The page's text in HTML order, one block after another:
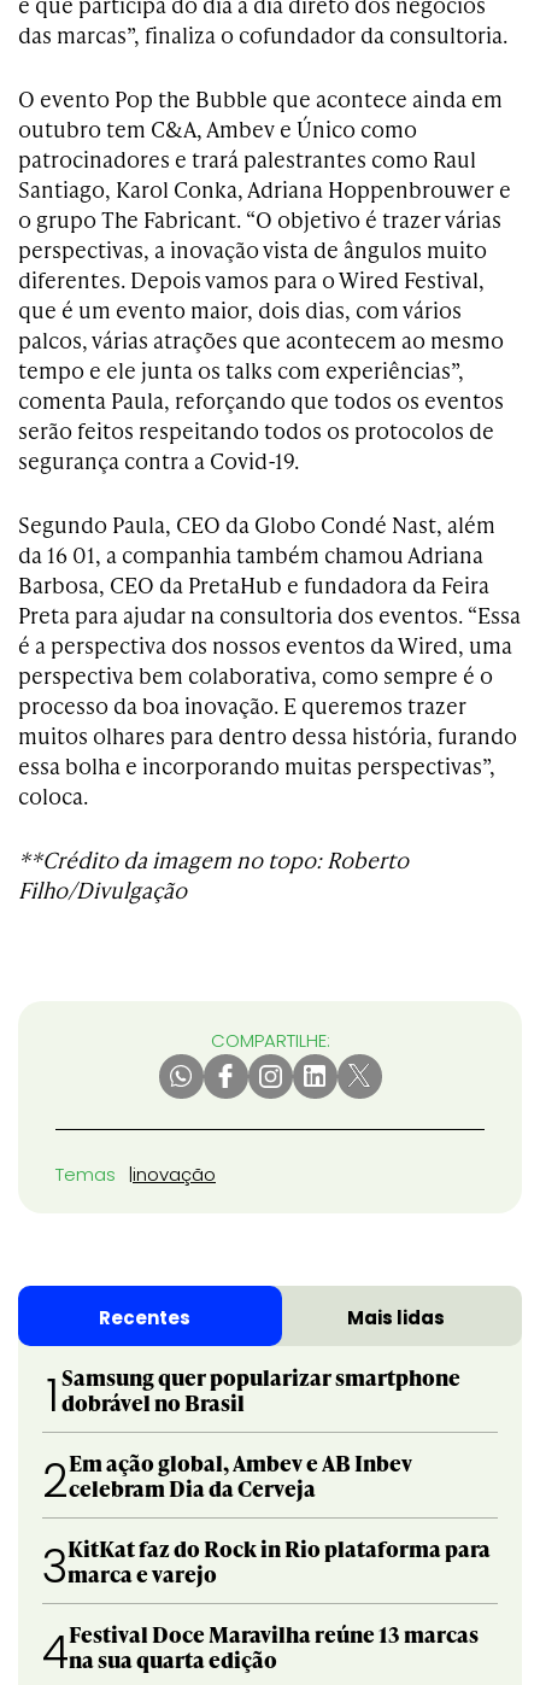
das marcas”, finaliza o cofundador da consultoria.
O evento Pop the Bubble que acontece ainda em
outubro tem C&A, Ambev e Único como
patrocinadores e trará palestrantes como Raul
Santiago, Karol Conka, Adriana Hoppenbrouwer e
o grupo The Fabricant. “O objetivo é trazer várias
perspectivas, a inovação vista de ângulos muito
diferentes. Depois vamos para o Wired Festival,
que é um evento maior, dois dias, com vários
palcos, várias atrações que acontecem ao mesmo
tempo e ele junta os talks com experiências”,
comenta Paula, reforçando que todos os eventos
serão feitos respeitando todos os protocolos de
segurança contra a Covid-19.
Segundo Paula, CEO da Globo Condé Nast, além
da 16 01, a companhia também chamou Adriana
Barbosa, CEO da PretaHub e fundadora da Feira
Preta para ajudar na consultoria dos eventos. “Essa
é a perspectiva dos nossos eventos da Wired, uma
perspectiva bem colaborativa, como sempre é o
processo da boa inovação. E queremos trazer
muitos olhares para dentro dessa história, furando
essa bolha e incorporando muitas perspectivas”,
coloca.
**Crédito da imagem no topo: Roberto
Filho/Divulgação
COMPARTILHE:
Temas inovação
Recentes Mais lidas
1 Samsung quer popularizar smartphone
dobrável no Brasil
2Em ação global, Ambev e AB Inbev
celebram Dia da Cerveja
3KitKat faz do Rock in Rio plataforma para
marca e varejo
4Festival Doce Maravilha reúne 13 marcas
na sua quarta edição